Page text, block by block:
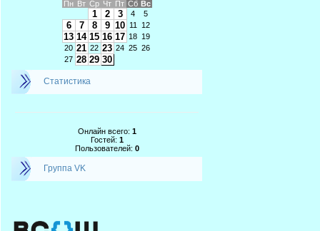
Пн Вт Ср Чт Пт Сб Вс
1 2 3 4 5
6 7 8 9 10 11 12
13 14 15 16 17 18 19
20 21 22 23 24 25 26
27 28 29 30
Статистика
Онлайн всего: 1
Гостей: 1
Пользователей: 0
Группа VK